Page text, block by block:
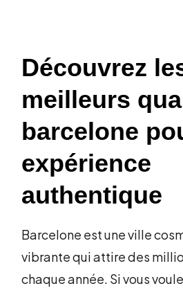
Découvrez
meilleurs
barcelone
expérience
authentique
Barcelone est une ville
vibrante qui attire des
chaque année. Si vous